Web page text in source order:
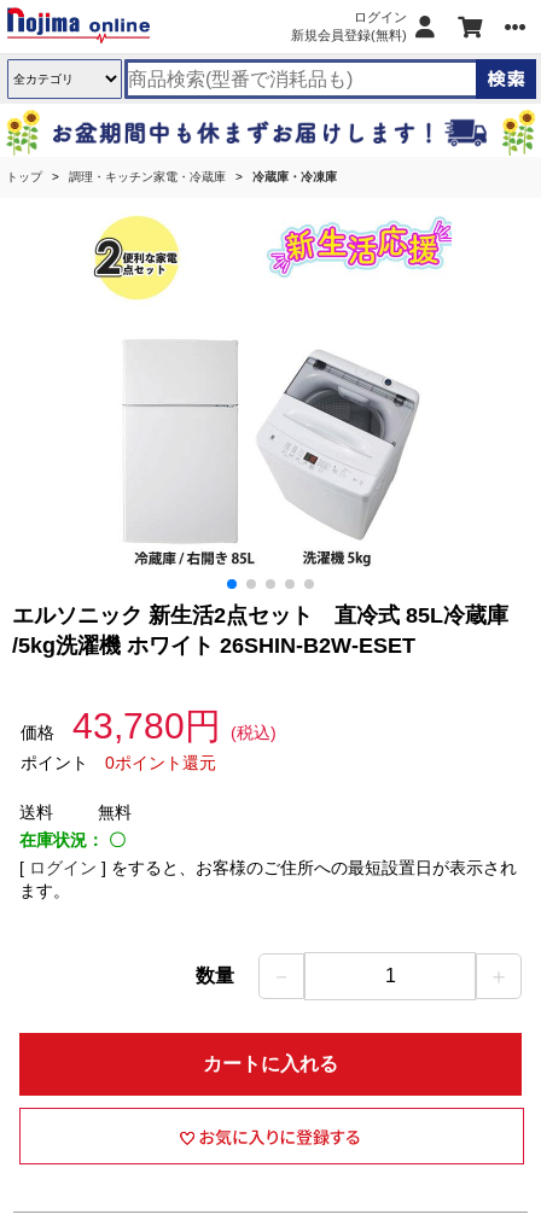
ログイン
新規会員登録(無料)
トップ 調理・キッチン家電・冷蔵庫 冷蔵庫・冷凍庫
エルソニック 新生活2点セット 直冷式 85L冷蔵庫
/5kg洗濯機 ホワイト 26SHIN-B2W-ESET
価格 43,780円
(税込)
ポイント
0ポイント還元
送料
無料
在庫状況： 〇
[ ログイン ] をすると、お客様のご住所への最短設置日が表示され
ます。
数量 － 1 ＋
カートに入れる